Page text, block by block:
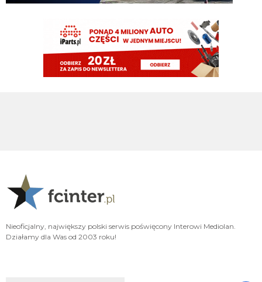
07.08.2026 13:32
bo obaj sie psami okazali
07.08.2026 13:31
Nerazzurro90 07.08.2026 13:30
Ale nie przejmuj sie, wpadki sie zdarzają każdemu.
jaszczomb 07.08.2026 13:29
Nieoficjalny, największy polski serwis poświęcony Interowi Mediolan.
Działamy dla Was od 2003 roku!